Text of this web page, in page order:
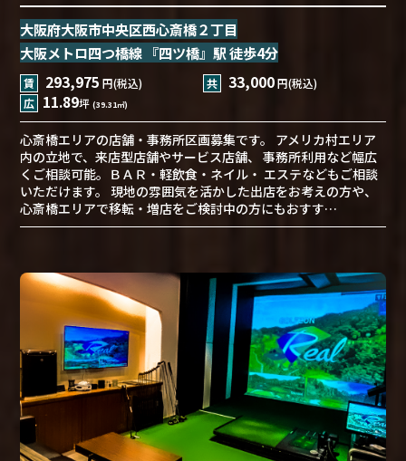
大阪府大阪市中央区西心斎橋２丁目
大阪メトロ四つ橋線 『四ツ橋』駅 徒歩4分
賃 293,975 円(税込) 共 33,000円(税込)
広 11.89坪(39.31㎡)
心斎橋エリアの店舗・事務所区画募集です。 アメリカ村エリア
内の立地で、来店型店舗やサービス店舗、 事務所利用など幅広
くご相談可能。ＢＡＲ・軽飲食・ネイル・ エステなどもご相談
いただけます。 現地の雰囲気を活かした出店をお考えの方や、
心斎橋エリアで移転・増店をご検討中の方にもおすす…